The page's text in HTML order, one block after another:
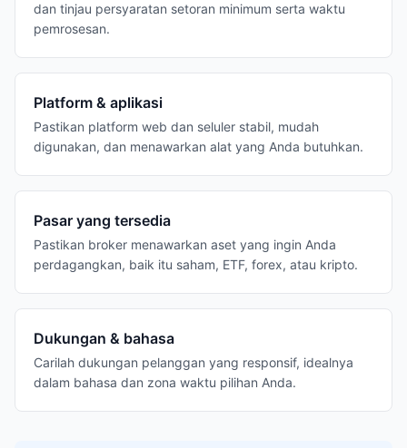
dan tinjau persyaratan setoran minimum serta waktu
pemrosesan.
Platform & aplikasi
Pastikan platform web dan seluler stabil, mudah
digunakan, dan menawarkan alat yang Anda butuhkan.
Pasar yang tersedia
Pastikan broker menawarkan aset yang ingin Anda
perdagangkan, baik itu saham, ETF, forex, atau kripto.
Dukungan & bahasa
Carilah dukungan pelanggan yang responsif, idealnya
dalam bahasa dan zona waktu pilihan Anda.